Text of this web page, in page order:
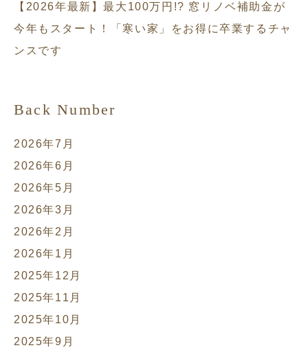
【2026年最新】最大100万円!? 窓リノベ補助金が
今年もスタート！「寒い家」をお得に卒業するチャ
ンスです
Back Number
2026年7月
2026年6月
2026年5月
2026年3月
2026年2月
2026年1月
2025年12月
2025年11月
2025年10月
2025年9月